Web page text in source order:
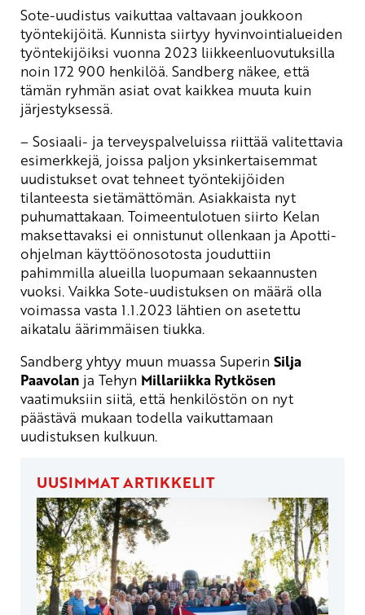
Sote-uudistus vaikuttaa valtavaan joukkoon
työntekijöitä. Kunnista siirtyy hyvinvointialueiden
työntekijöiksi vuonna 2023 liikkeenluovutuksilla
noin 172 900 henkilöä. Sandberg näkee, että
tämän ryhmän asiat ovat kaikkea muuta kuin
järjestyksessä.
– Sosiaali- ja terveyspalveluissa riittää valitettavia
esimerkkejä, joissa paljon yksinkertaisemmat
uudistukset ovat tehneet työntekijöiden
tilanteesta sietämättömän. Asiakkaista nyt
puhumattakaan. Toimeentulotuen siirto Kelan
maksettavaksi ei onnistunut ollenkaan ja Apotti-
ohjelman käyttöönosotosta jouduttiin
pahimmilla alueilla luopumaan sekaannusten
vuoksi. Vaikka Sote-uudistuksen on määrä olla
voimassa vasta 1.1.2023 lähtien on asetettu
aikatalu äärimmäisen tiukka.
Sandberg yhtyy muun muassa Superin Silja
Paavolan ja Tehyn Millariikka Rytkösen
vaatimuksiin siitä, että henkilöstön on nyt
päästävä mukaan todella vaikuttamaan
uudistuksen kulkuun.
UUSIMMAT ARTIKKELIT